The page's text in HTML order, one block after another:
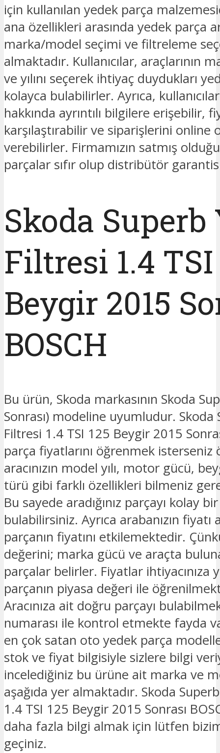
için kullanılan yedek parça
ana özellikleri arasında yedek parça
marka/model seçimi ve filtreleme
almaktadır. Kullanıcılar, araçlarının
ve yılını seçerek ihtiyaç duydukları
kolayca bulabilirler. Ayrıca,
hakkında ayrıntılı bilgilere erişebilir,
karşılaştırabilir ve siparişlerini online
verebilirler. Firmamızın satmış
parçalar sıfır olup distribütör
Skoda Superb
Filtresi 1.4 TSI
Beygir 2015
BOSCH
Bu ürün, Skoda markasının Skoda
Sonrası) modeline uyumludur. Skoda
Filtresi 1.4 TSI 125 Beygir 2015
parça fiyatlarını öğrenmek isterseniz
aracınızın model yılı, motor gücü,
türü gibi farklı özellikleri bilmeniz
Bu sayede aradığınız parçayı kolay
bulabilirsiniz. Ayrıca arabanızın fiyatı
parçanın fiyatını etkilemektedir.
değerini; marka gücü ve araçta
parçalar belirler. Fiyatlar ihtiyacınıza
parçanın piyasa değeri ile
Aracınıza ait doğru parçayı
numarası ile kontrol etmekte fayda
en çok satan oto yedek parça
stok ve fiyat bilgisiyle sizlere bilgi
incelediğiniz bu ürüne ait marka ve
aşağıda yer almaktadır. Skoda
1.4 TSI 125 Beygir 2015 Sonrası
daha fazla bilgi almak için lütfen
geçiniz.